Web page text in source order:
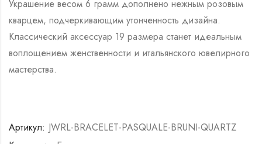
Украшение весом 6 грамм дополнено нежным розовым
кварцем, подчеркивающим утонченность дизайна.
Классический аксессуар 19 размера станет идеальным
воплощением женственности и итальянского ювелирного
мастерства.
Артикул: JWRL-BRACELET-PASQUALE-BRUNI-QUARTZ